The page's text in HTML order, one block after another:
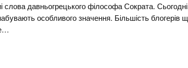
давньогрецького філософа Сократа.
особливого значення. Більшість блогерів